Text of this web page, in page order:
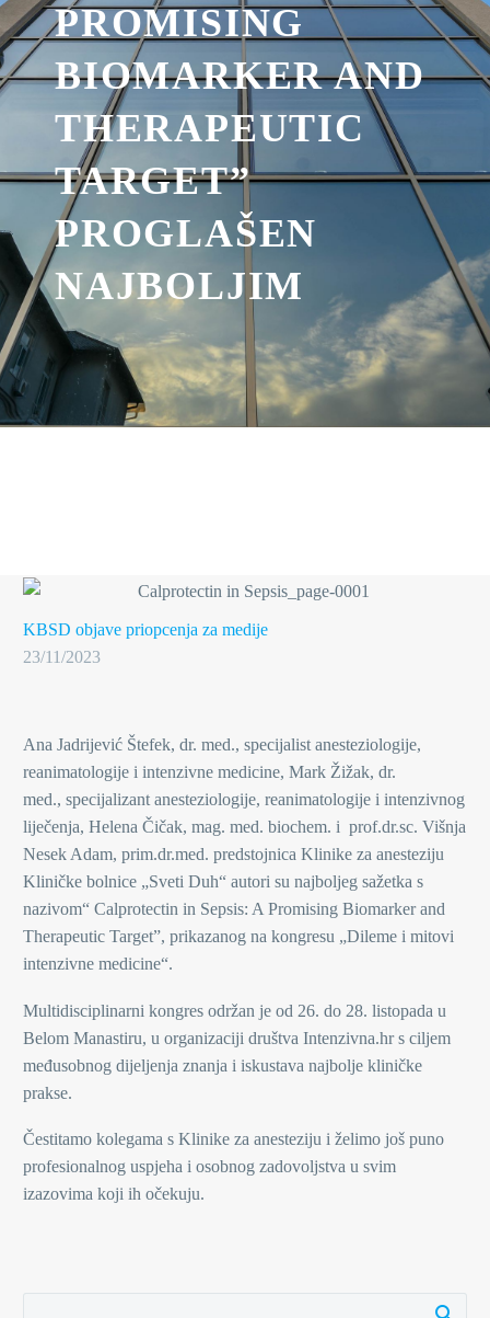
PROMISING
BIOMARKER AND
THERAPEUTIC
TARGET”
PROGLAŠEN
NAJBOLJIM
KBSD objave priopcenja za medije
23/11/2023
Ana Jadrijević Štefek, dr. med., specijalist anesteziologije,
reanimatologije i intenzivne medicine, Mark Žižak, dr.
med., specijalizant anesteziologije, reanimatologije i intenzivnog
liječenja, Helena Čičak, mag. med. biochem. i prof.dr.sc. Višnja
Nesek Adam, prim.dr.med. predstojnica Klinike za anesteziju
Kliničke bolnice „Sveti Duh“ autori su najboljeg sažetka s
nazivom“ Calprotectin in Sepsis: A Promising Biomarker and
Therapeutic Target”, prikazanog na kongresu „Dileme i mitovi
intenzivne medicine“.
Multidisciplinarni kongres održan je od 26. do 28. listopada u
Belom Manastiru, u organizaciji društva Intenzivna.hr s ciljem
međusobnog dijeljenja znanja i iskustava najbolje kliničke
prakse.
Čestitamo kolegama s Klinike za anesteziju i želimo još puno
profesionalnog uspjeha i osobnog zadovoljstva u svim
izazovima koji ih očekuju.